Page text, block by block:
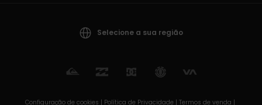
Selecione a sua região
Configuração de cookies | Política de Privacidade | Termos de venda |